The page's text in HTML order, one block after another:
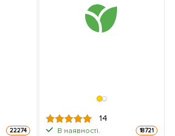
22274
14
В наявності. 18721